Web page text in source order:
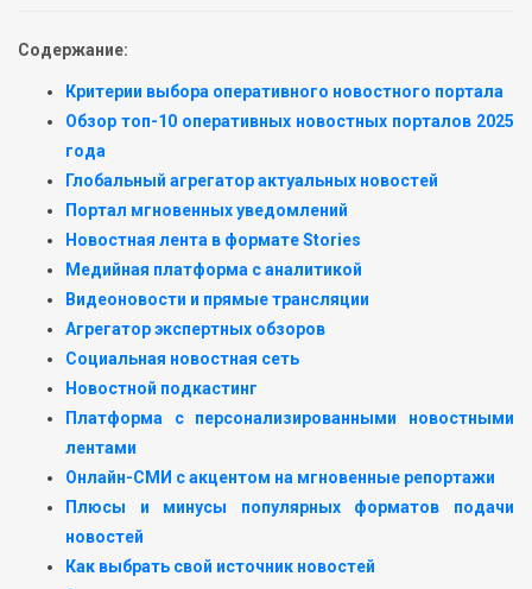
Содержание:
Критерии выбора оперативного новостного портала
Обзор топ-10 оперативных новостных порталов 2025
года
Глобальный агрегатор актуальных новостей
Портал мгновенных уведомлений
Новостная лента в формате Stories
Медийная платформа с аналитикой
Видеоновости и прямые трансляции
Агрегатор экспертных обзоров
Социальная новостная сеть
Новостной подкастинг
Платформа с персонализированными новостными
лентами
Онлайн-СМИ с акцентом на мгновенные репортажи
Плюсы и минусы популярных форматов подачи
новостей
Как выбрать свой источник новостей